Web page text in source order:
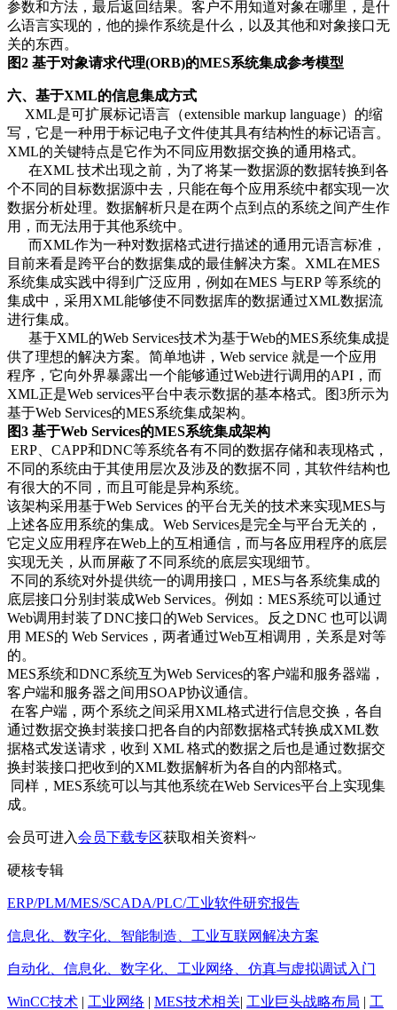
参数和方法，最后返回结果。客户不用知道对象在哪里，是什
么语言实现的，他的操作系统是什么，以及其他和对象接口无
关的东西。
图2 基于对象请求代理(ORB)的MES系统集成参考模型
六、基于XML的信息集成方式
XML是可扩展标记语言（extensible markup language）的缩
写，它是一种用于标记电子文件使其具有结构性的标记语言。
XML的关键特点是它作为不同应用数据交换的通用格式。
在XML 技术出现之前，为了将某一数据源的数据转换到各
个不同的目标数据源中去，只能在每个应用系统中都实现一次
数据分析处理。数据解析只是在两个点到点的系统之间产生作
用，而无法用于其他系统中。
而XML作为一种对数据格式进行描述的通用元语言标准，
目前来看是跨平台的数据集成的最佳解决方案。XML在MES
系统集成实践中得到广泛应用，例如在MES 与ERP 等系统的
集成中，采用XML能够使不同数据库的数据通过XML数据流
进行集成。
基于XML的Web Services技术为基于Web的MES系统集成提
供了理想的解决方案。简单地讲，Web service 就是一个应用
程序，它向外界暴露出一个能够通过Web进行调用的API，而
XML正是Web services平台中表示数据的基本格式。图3所示为
基于Web Services的MES系统集成架构。
图3 基于Web Services的MES系统集成架构
ERP、CAPP和DNC等系统各有不同的数据存储和表现格式，
不同的系统由于其使用层次及涉及的数据不同，其软件结构也
有很大的不同，而且可能是异构系统。
该架构采用基于Web Services 的平台无关的技术来实现MES与
上述各应用系统的集成。Web Services是完全与平台无关的，
它定义应用程序在Web上的互相通信，而与各应用程序的底层
实现无关，从而屏蔽了不同系统的底层实现细节。
不同的系统对外提供统一的调用接口，MES与各系统集成的
底层接口分别封装成Web Services。例如：MES系统可以通过
Web调用封装了DNC接口的Web Services。反之DNC 也可以调
用 MES的 Web Services，两者通过Web互相调用，关系是对等
的。
MES系统和DNC系统互为Web Services的客户端和服务器端，
客户端和服务器之间用SOAP协议通信。
在客户端，两个系统之间采用XML格式进行信息交换，各自
通过数据交换封装接口把各自的内部数据格式转换成XML数
据格式发送请求，收到 XML 格式的数据之后也是通过数据交
换封装接口把收到的XML数据解析为各自的内部格式。
同样，MES系统可以与其他系统在Web Services平台上实现集
成。
会员可进入会员下载专区获取相关资料~
硬核专辑
ERP/PLM/MES/SCADA/PLC/工业软件研究报告
信息化、数字化、智能制造、工业互联网解决方案
自动化、信息化、数字化、工业网络、仿真与虚拟调试入门
WinCC技术 | 工业网络 | MES技术相关| 工业巨头战略布局 | 工